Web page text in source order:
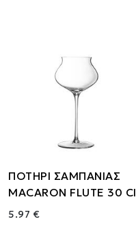
ΠΟΤΗΡΙ ΣΑΜΠΑΝΙΑΣ
MACARON FLUTE 30 Cl
5.97 €